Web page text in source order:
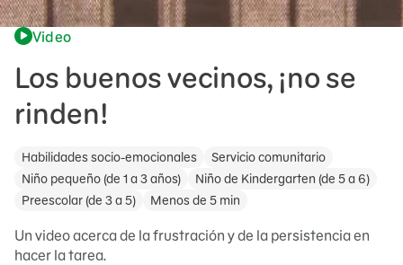
Video
Los buenos vecinos, ¡no se
rinden!
Habilidades socio-emocionales
Servicio comunitario
Niño pequeño (de 1 a 3 años)
Niño de Kindergarten (de 5 a 6)
Preescolar (de 3 a 5)
Menos de 5 min
Un video acerca de la frustración y de la persistencia en
hacer la tarea.